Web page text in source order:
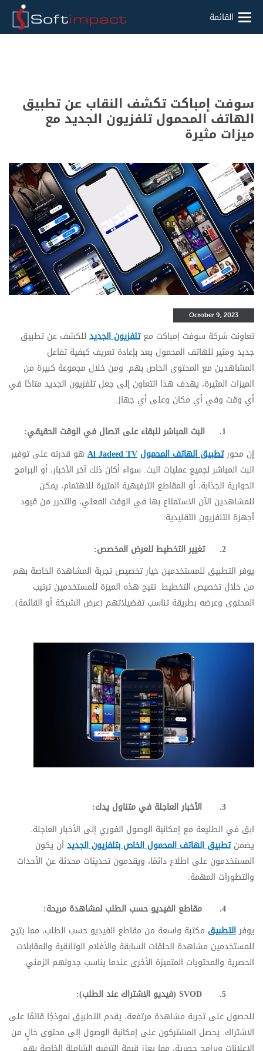
القائمة
سوفت إمباكت تكشف النقاب عن تطبيق
الهاتف المحمول تلفزيون الجديد مع
ميزات مثيرة
October 9, 2023
تعاونت شركة سوفت إمباكت معتلفزيون الجديد للكشف عن تطبيق
جديد ومثير للهاتف المحمول يعد بإعادة تعريف كيفية تفاعل
المشاهدين مع المحتوى الخاص بهم. ومن خلال مجموعة كبيرة من
الميزات المثيرة، يهدف هذا التعاون إلى جعل تلفزيون الجديد متاحًا في
أي وقت وفي أي مكان وعلى أي جهاز.
1.
البث المباشر للبقاء على اتصال في الوقت الحقيقي:
إن محورتطبيق الهاتف المحمول Al Jadeed TV هو قدرته على توفير
البث المباشر لجميع عمليات البث. سواء أكان ذلك آخر الأخبار، أو البرامج
الحوارية الجذابة، أو المقاطع الترفيهية المثيرة للاهتمام، يمكن
للمشاهدين الآن الاستمتاع بها في الوقت الفعلي، والتحرر من قيود
أجهزة التلفزيون التقليدية.
2.
تغيير التخطيط للعرض المخصص:
يوفر التطبيق للمستخدمين خيار تخصيص تجربة المشاهدة الخاصة بهم
من خلال تخصيص التخطيط. تتيح هذه الميزة للمستخدمين ترتيب
المحتوى وعرضه بطريقة تناسب تفضيلاتهم (عرض الشبكة أو القائمة).
3.
الأخبار العاجلة في متناول يدك:
ابق في الطليعة مع إمكانية الوصول الفوري إلى الأخبار العاجلة.
يضمنتطبيق الهاتف المحمول الخاص بتلفزيون الجديدأن يكون
المستخدمون على اطلاع دائمًا، ويقدمون تحديثات محدثة عن الأحداث
والتطورات المهمة.
4.
مقاطع الفيديو حسب الطلب لمشاهدة مريحة:
يوفرالتطبيق مكتبة واسعة من مقاطع الفيديو حسب الطلب، مما يتيح
للمستخدمين مشاهدة الحلقات السابقة والأفلام الوثائقية والمقابلات
الحصرية والمحتويات المتميزة الأخرى عندما يناسب جدولهم الزمني.
5.
SVOD (فيديو الاشتراك عند الطلب):
للحصول على تجربة مشاهدة مرتفعة، يقدم التطبيق نموذجًا قائمًا على
الاشتراك. يحصل المشتركون على إمكانية الوصول إلى محتوى خالٍ من